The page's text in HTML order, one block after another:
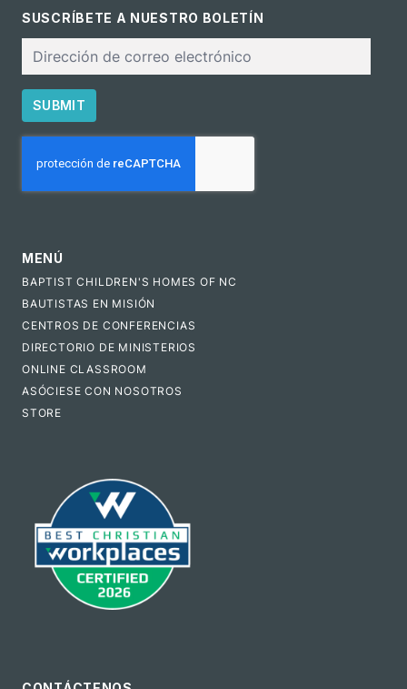
SUSCRÍBETE A NUESTRO BOLETÍN
electrónico
SUBMIT
MENÚ
BAPTIST CHILDREN'S HOMES OF NC
BAUTISTAS EN MISIÓN
CENTROS DE CONFERENCIAS
DIRECTORIO DE MINISTERIOS
ONLINE CLASSROOM
ASÓCIESE CON NOSOTROS
STORE